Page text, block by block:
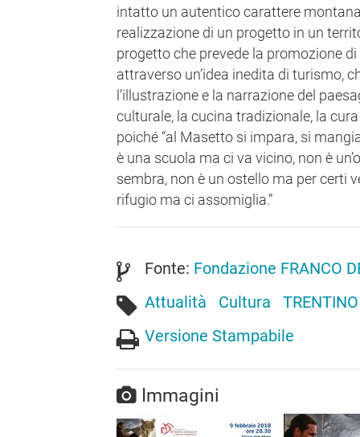
intatto un autentico carattere
realizzazione di un progetto in un
progetto che prevede la promozione di
attraverso un’idea inedita di turismo,
l’illustrazione e la narrazione del
culturale, la cucina tradizionale, la
poiché “al Masetto si impara, si
è una scuola ma ci va vicino, non è
sembra, non è un ostello ma per certi
rifugio ma ci assomiglia.”
Fonte: Fondazione FRANCO
Attualità
Cultura
Versione Stampabile
Immagini